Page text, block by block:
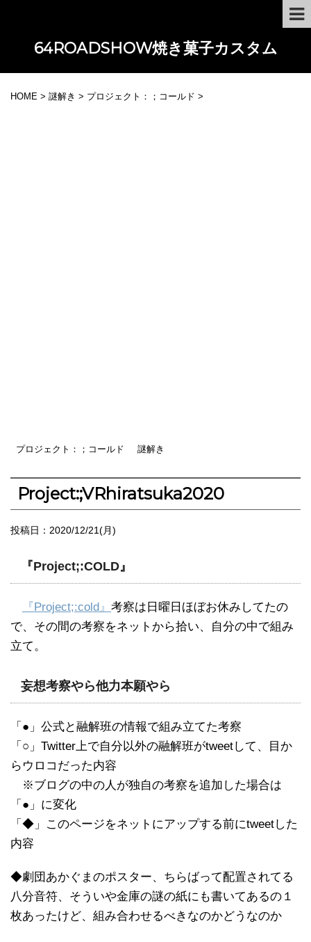
64ROADSHOW焼き菓子カスタム
HOME > 謎解き > プロジェクト：；コールド >
プロジェクト：；コールド 謎解き
Project:;VRhiratsuka2020
投稿日： 2020/12/21(月)
『Project;:COLD』
『Project;:cold』 考察は日曜日ほぼお休みしてたの
で、その間の考察をネットから拾い、自分の中で組み
立て。
妄想考察やら他力本願やら
「●」公式と融解班の情報で組み立てた考察
「○」Twitter上で自分以外の融解班がtweetして、目か
らウロコだった内容
※ブログの中の人が独自の考察を追加した場合は
「●」に変化
「◆」このページをネットにアップする前にtweetした
内容
◆劇団あかぐまのポスター、ちらばって配置されてる
八分音符、そういや金庫の謎の紙にも書いてあるの１
枚あったけど、組み合わせるべきなのかどうなのか